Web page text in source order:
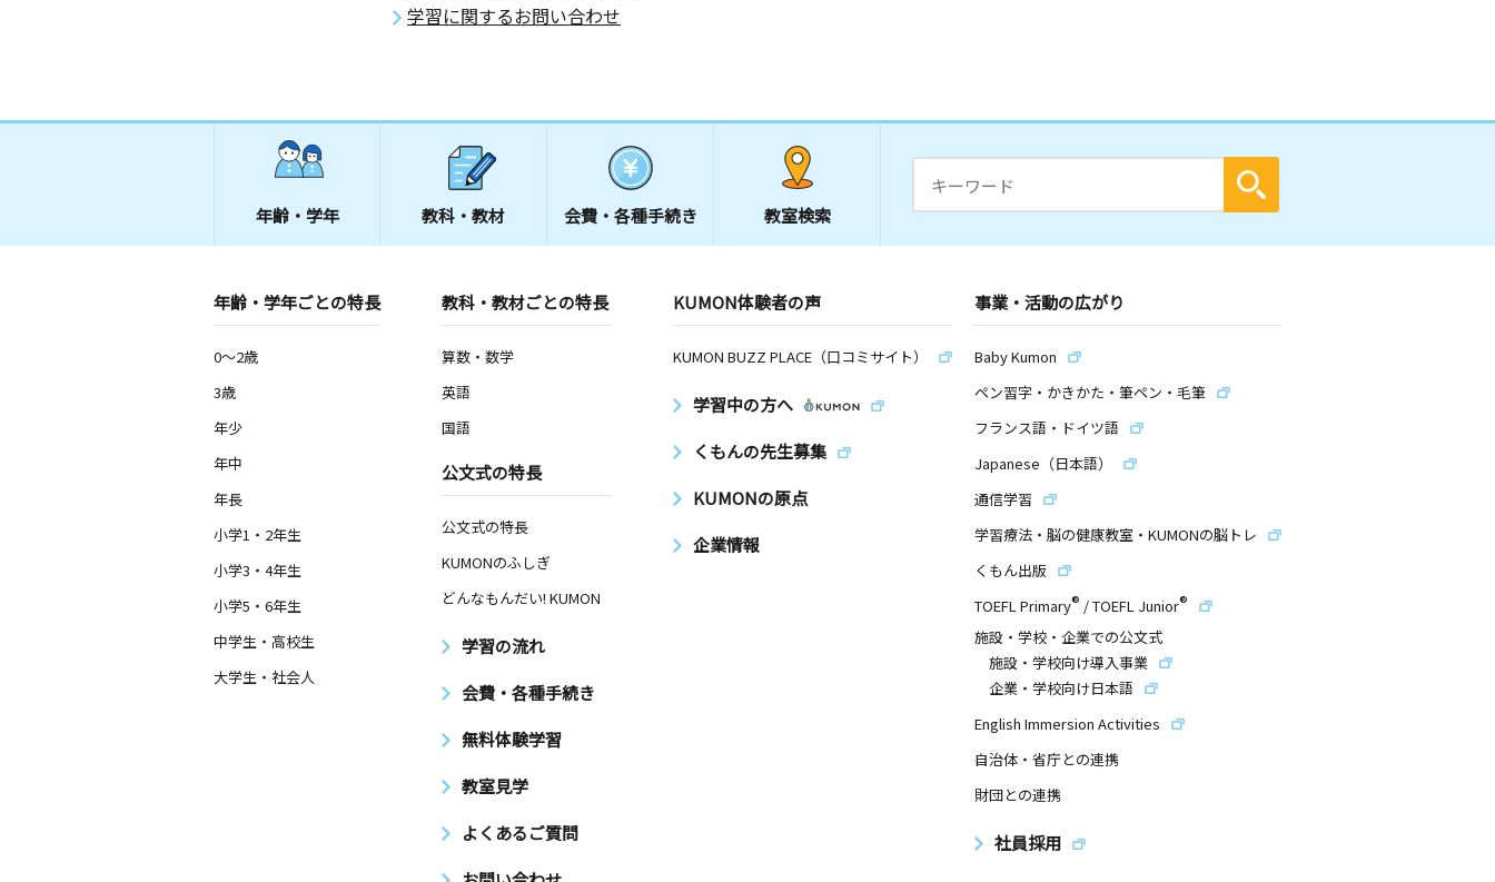
学習に関するお問い合わせ
年齢・学年 教科・教材 会費・ 各種手続き 教室検索
年齢・学年ごとの特長
0～2歳
3歳
年少
年中
年長
小学1・2年生
小学3・4年生
小学5・6年生
中学生・高校生
大学生・社会人
教科・教材ごとの特長
算数・数学
英語
国語
公文式の特長
公文式の特長
KUMONのふしぎ
どんなもんだい! KUMON
学習の流れ
会費・各種手続き
無料体験学習
教室見学
よくあるご質問
KUMON体験者の声
KUMON BUZZ PLACE（口コミサイト）
学習中の方へ
くもんの先生募集
KUMONの原点
企業情報
事業・活動の広がり
Baby Kumon
ペン習字・かきかた・筆ペン・毛筆
フランス語・ドイツ語
Japanese（日本語）
通信学習
学習療法・脳の健康教室・KUMONの脳トレ
くもん出版
TOEFL Primary® /TOEFL Junior®
施設・学校・企業での公文式
施設・学校向け導入事業
企業・学校向け日本語
English Immersion Activities
自治体・省庁との連携
財団との連携
社員採用